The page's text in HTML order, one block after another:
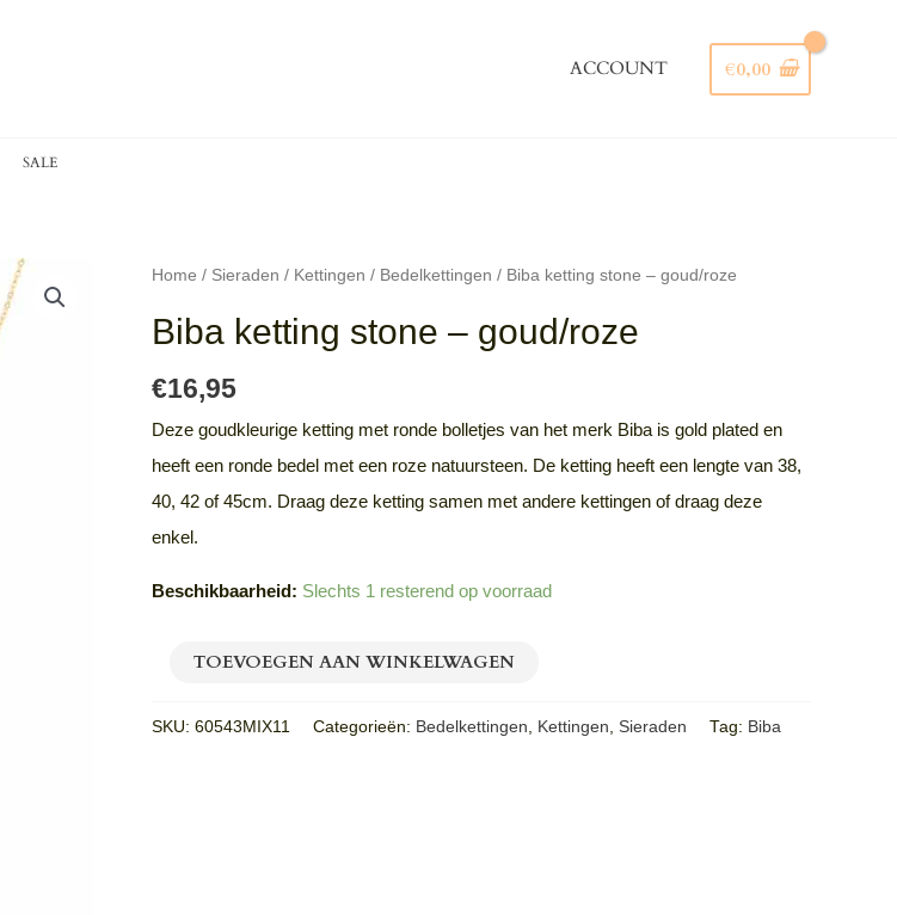
ACCOUNT €0,00
SALE
Home / Sieraden / Kettingen / Bedelkettingen / Biba ketting stone – goud/roze
Biba ketting stone – goud/roze
€16,95
Deze goudkleurige ketting met ronde bolletjes van het merk Biba is gold plated en
heeft een ronde bedel met een roze natuursteen. De ketting heeft een lengte van 38,
40, 42 of 45cm. Draag deze ketting samen met andere kettingen of draag deze
enkel.
Beschikbaarheid: Slechts 1 resterend op voorraad
Biba
stone
-
TOEVOEGEN AAN WINKELWAGEN
SKU: 60543MIX11 Categorieën: Bedelkettingen, Kettingen, Sieraden Tag: Biba